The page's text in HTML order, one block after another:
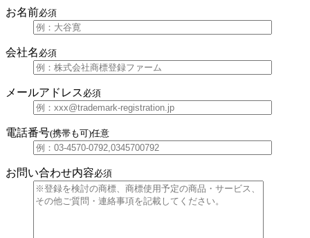
お名前必須
会社名 必須
メールアドレス 必須
電話番号(携帯も可)任意
お問い合わせ内容必須